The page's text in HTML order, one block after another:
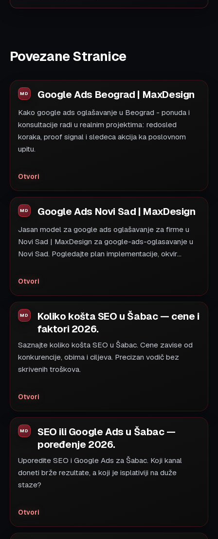
Povezane Stranice
Google Ads Beograd | MaxDesign
Kako google ads oglašavanje u Beograd - ponuda i
konsultacije radi u realnim projektima: redosled
koraka, proof signal i sledeca akcija ka poslovnom
upitu.
Otvori
Google Ads Novi Sad | MaxDesign
Jasan model za google ads oglašavanje za firme u
Novi Sad | MaxDesign za google-ads-oglasavanje u
Novi Sad. Pogledajte plan implementacije, okvir...
Otvori
Koliko košta SEO u Šabac — cene i
faktori 2026.
Saznajte koliko košta SEO u Šabac. Cene zavise od
konkurencije, obima i ciljeva. Precizan vodič bez
skrivenih troškova.
Otvori
SEO ili Google Ads u Šabac —
poređenje 2026.
Uporedite SEO i Google Ads za Šabac. Koji kanal
doneti brže rezultate, a koji je isplativiji na duže
staze?
Otvori